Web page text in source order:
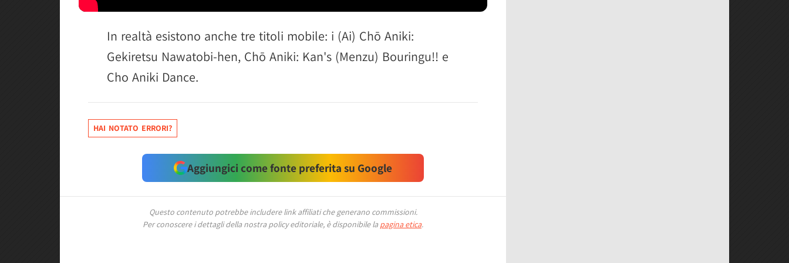
In realtà esistono anche tre titoli mobile: i (Ai) Chō Aniki:
Gekiretsu Nawatobi-hen, Chō Aniki: Kan's (Menzu) Bouringu!! e
Cho Aniki Dance.
HAI NOTATO ERRORI?
Aggiungici come fonte preferita su Google
Questo contenuto potrebbe includere link affiliati che generano commissioni.
Per conoscere i dettagli della nostra policy editoriale, è disponibile la pagina etica.